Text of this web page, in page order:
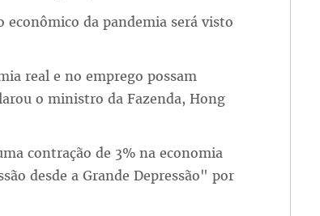
da pandemia será visto
real e no emprego possam
o ministro da Fazenda, Hong
contração de 3% na economia
desde a Grande Depressão" por